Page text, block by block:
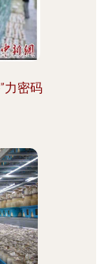
力密码